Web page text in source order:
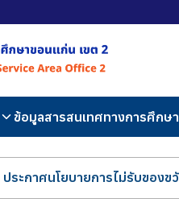
ข้อมูลสารสนเทศทางการศึกษา
ประกาศนโยบายการไม่รับของ